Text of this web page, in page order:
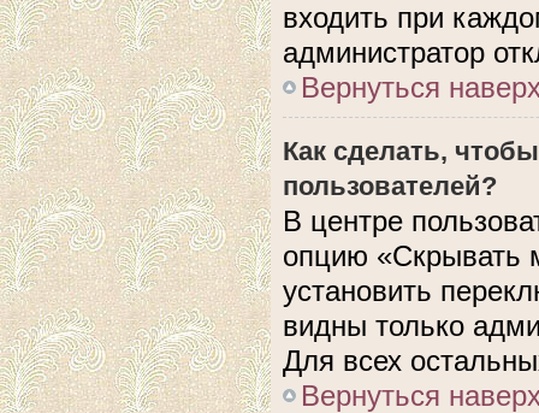
входить при
администратор
Вернуться
Как сделать,
пользователей?
В центре
опцию «Скрывать
установить
видны только
Для всех
Вернуться